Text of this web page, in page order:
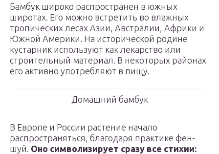
Бамбук широко распространен в южных
широтах. Его можно встретить во влажных
тропических лесах Азии, Австралии, Африки и
Южной Америки. На исторической родине
кустарник используют как лекарство или
строительный материал. В некоторых районах
его активно употребляют в пищу.
Домашний бамбук
В Европе и России растение начало
распространяться, благодаря практике фен-
шуй. Оно символизирует сразу все стихии: